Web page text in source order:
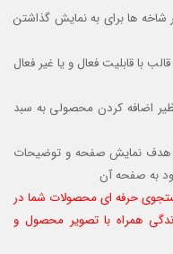
شاخه ها برای به نمایش گذاشتن
با قابلیت فعال و یا غیر فعال
اضافه کردن محصولی به سبد
هدف نمایش صفحه و توضیحات
به صفحه آن
حرفه ای محصولات شما در
همراه با تصویر محصول و